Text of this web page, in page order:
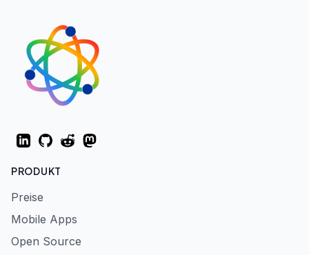
LinkedInGitHubRedditMastodon
PRODUKT
Preise
Mobile Apps
Open Source